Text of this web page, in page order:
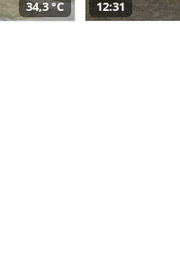
34,3 °C 12:31